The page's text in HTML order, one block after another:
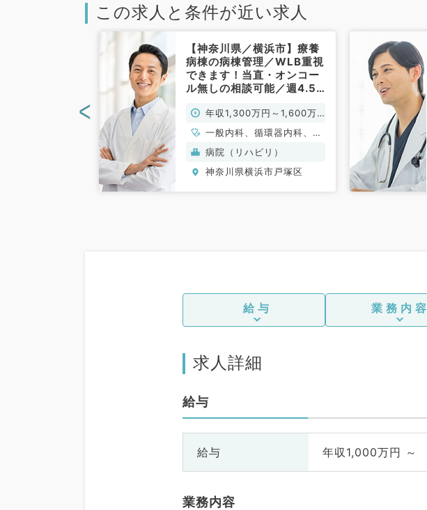
この求人と条件が近い求人
【神奈川県／横浜市】療養
病棟の病棟管理／WLB重視
できます！当直・オンコー
ル無しの相談可能／週4.5
メインのお仕事です／救急
指定無し（内科系／常勤）
年収1,300万円～1,600万
一般内科、循環器内科、呼
吸器内科、消化器内科、内
分泌・代謝内科、腎臓内
科、老年内科
病院（リハビリ）
神奈川県横浜市戸塚区
<
給与 業務内容
求人詳細
給与
給与 年収1,000万円 ～
業務内容